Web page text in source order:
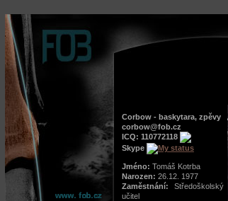
Corbow - baskytara, zpěvy
corbow@fob.cz
ICQ: 110772118
Skype
Jméno: Tomáš Kotrba
Narozen: 26.12. 1977
Zaměstnání: Středoškolský
učitel